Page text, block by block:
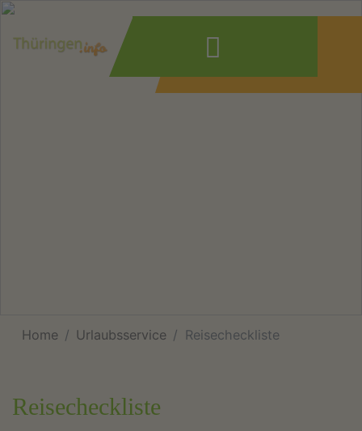
Wonach suchen
Home Urlaubsservice Reisecheckliste
Reisecheckliste